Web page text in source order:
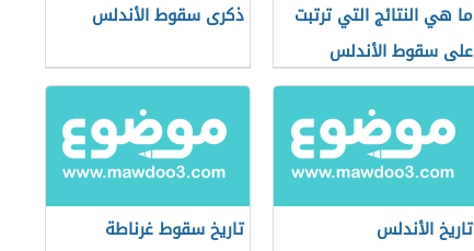
ما هي النتائج التي ترتبت
على سقوط الأندلس
ذكرى سقوط الأندلس
تاريخ الأندلس تاريخ سقوط غرناطة